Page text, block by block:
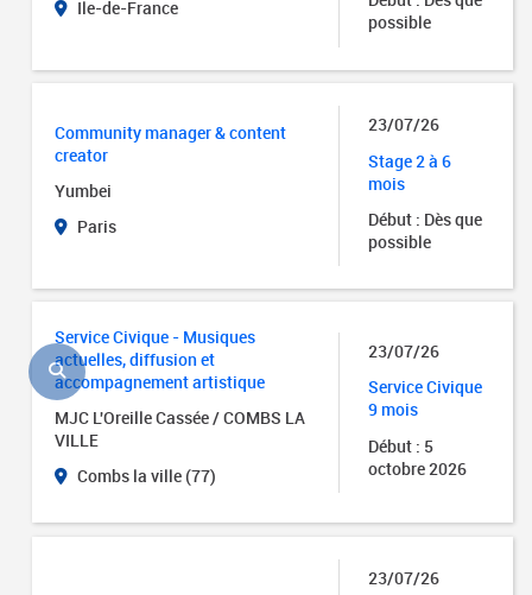
Ile-de-France
possible
Community manager & content
creator
Yumbei
Paris
23/07/26
Stage 2 à 6
mois
Début : Dès que
possible
Service Civique - Musiques
actuelles, diffusion et
accompagnement artistique
MJC L'Oreille Cassée / COMBS LA
VILLE
Combs la ville (77)
23/07/26
Service Civique
9 mois
Début : 5
octobre 2026
23/07/26